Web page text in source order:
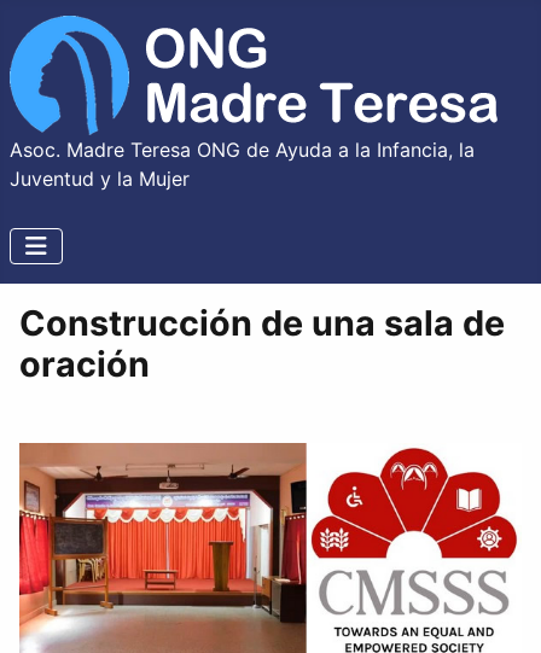
Asoc. Madre Teresa ONG de Ayuda a la Infancia, la
Juventud y la Mujer
Construcción de una sala de
oración